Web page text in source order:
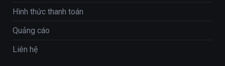
Hình thức thanh toán
Quảng cáo
Liên hệ